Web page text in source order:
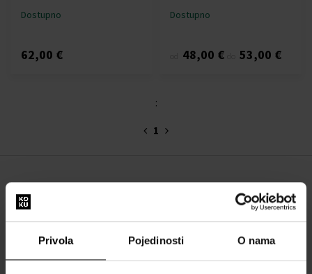
Privola Pojedinosti O nama
Dostupno
62,00 €
Dostupno
48,00 € 53,00 €
:
1
OBRAZAC ZA KONTAKT
Kontakt